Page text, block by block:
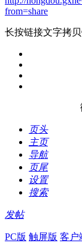
from=share
长按链接文字拷
页头
主页
导航
页尾
设置
搜索
发帖
PC版 触屏版 客户